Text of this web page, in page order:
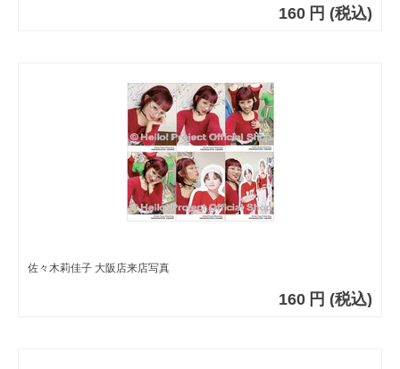
160 円 (税込)
佐々木莉佳子 大阪店来店写真
160 円 (税込)